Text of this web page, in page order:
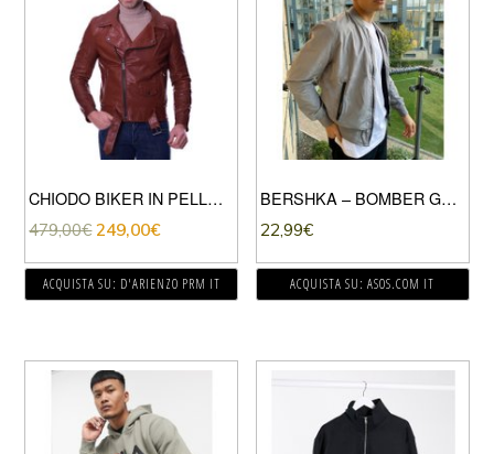
CHIODO BIKER IN PELLE COGNAC CON CINTURA EFFETTO MARTELLATO
479,00€ 249,00€
ACQUISTA SU: D'ARIENZO PRM IT
BERSHKA – BOMBER GRIGIO
22,99€
ACQUISTA SU: ASOS.COM IT